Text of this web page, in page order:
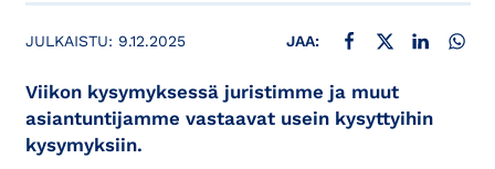
JULKAISTU: 9.12.2025 JAA: JAA FACEBOOKISSA
JAA X:SSÄ JAA
Viikon kysymyksessä juristimme ja muut
asiantuntijamme vastaavat usein kysyttyihin
kysymyksiin.